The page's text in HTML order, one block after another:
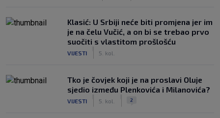
Klasić: U Srbiji neće biti promjena jer im
je na čelu Vučić, a on bi se trebao prvo
suočiti s vlastitom prošlošću
VIJESTI 5. kol.
Tko je čovjek koji je na proslavi Oluje
sjedio između Plenkovića i Milanovića?
VIJESTI 5. kol. 2